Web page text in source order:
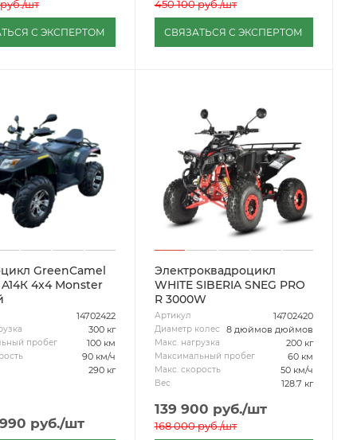
/шт
С ЭКСПЕРТОМ
450 100руб./шт
СВЯЗАТЬСЯ С ЭКСПЕРТОМ
GreenCamel
4x4 Monster
14702422
300 кг
пробег 100 км
90 км/ч
290 кг
руб./шт
Электроквадроцикл
WHITE SIBERIA SNEG PRO
R 3000W
Артикул 14702420
Диаметр колес 8 дюймов дюймов
Макс. нагрузка 200 кг
Максимальный пробег 60 км
Макс. скорость 50 км/ч
Вес 128.7 кг
139 900 руб./шт
168 000руб./шт